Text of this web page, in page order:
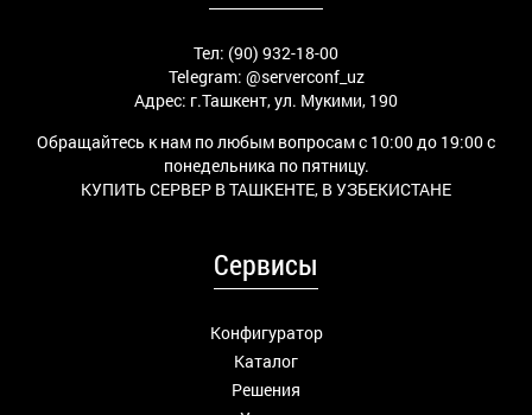
Тел: (90) 932-18-00
Telegram: @serverconf_uz
Адрес: г.Ташкент, ул. Мукими, 190
Обращайтесь к нам по любым вопросам с 10:00 до 19:00 с
понедельника по пятницу.
КУПИТЬ СЕРВЕР В ТАШКЕНТЕ, В УЗБЕКИСТАНЕ
Сервисы
Конфигуратор
Каталог
Решения